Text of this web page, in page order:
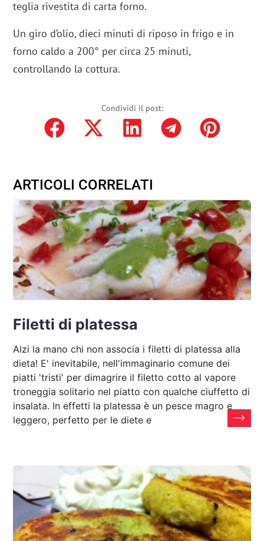
teglia rivestita di carta forno.
Un giro d’olio, dieci minuti di riposo in frigo e in
forno caldo a 200° per circa 25 minuti,
controllando la cottura.
Condividi il post:
ARTICOLI CORRELATI
Filetti di platessa
Alzi la mano chi non associa i filetti di platessa alla
dieta! E' inevitabile, nell'immaginario comune dei
piatti 'tristi' per dimagrire il filetto cotto al vapore
troneggia solitario nel piatto con qualche ciuffetto di
insalata. In effetti la platessa è un pesce magro e
leggero, perfetto per le diete e